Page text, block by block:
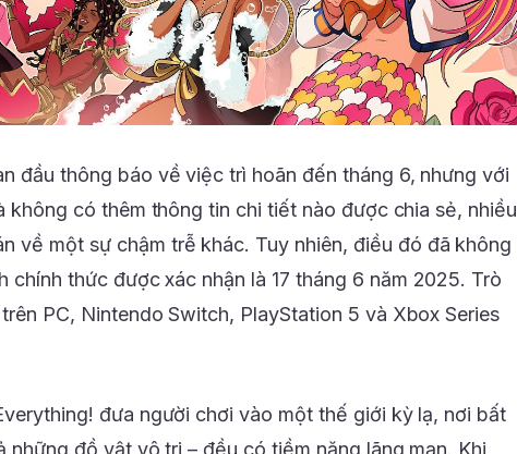
đầu thông báo về việc trì hoãn đến tháng 6, nhưng với
không có thêm thông tin chi tiết nào được chia sẻ, nhiều
về một sự chậm trễ khác. Tuy nhiên, điều đó đã không
chính thức được xác nhận là 17 tháng 6 năm 2025. Trò
PC, Nintendo Switch, PlayStation 5 và Xbox Series
đưa người chơi vào một thế giới kỳ lạ, nơi bất
những đồ vật vô tri – đều có tiềm năng lãng mạn. Khi